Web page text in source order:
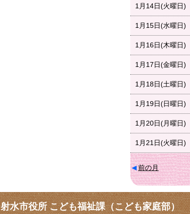
1月14日(火曜日)
1月15日(水曜日)
1月16日(木曜日)
1月17日(金曜日)
1月18日(土曜日)
1月19日(日曜日)
1月20日(月曜日)
1月21日(火曜日)
前の月
射水市役所 こども福祉課（こども家庭部）